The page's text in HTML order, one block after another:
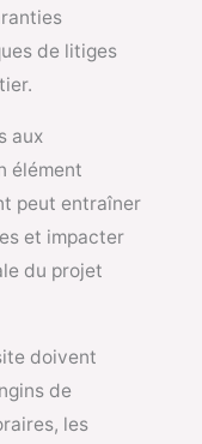
de litiges
aux
élément
peut entraîner
et impacter
du projet
doivent
de
les